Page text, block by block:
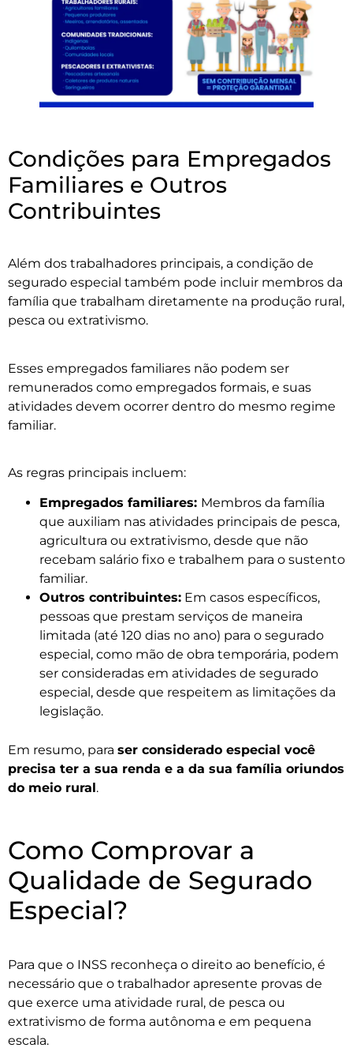
Condições para Empregados
Familiares e Outros
Contribuintes
Além dos trabalhadores principais, a condição de
segurado especial também pode incluir membros da
família que trabalham diretamente na produção rural,
pesca ou extrativismo.
Esses empregados familiares não podem ser
remunerados como empregados formais, e suas
atividades devem ocorrer dentro do mesmo regime
familiar.
As regras principais incluem:
Empregados familiares: Membros da família
que auxiliam nas atividades principais de pesca,
agricultura ou extrativismo, desde que não
recebam salário fixo e trabalhem para o sustento
familiar.
Outros contribuintes: Em casos específicos,
pessoas que prestam serviços de maneira
limitada (até 120 dias no ano) para o segurado
especial, como mão de obra temporária, podem
ser consideradas em atividades de segurado
especial, desde que respeitem as limitações da
legislação.
Em resumo, para ser considerado especial você
precisa ter a sua renda e a da sua família oriundos
do meio rural.
Como Comprovar a
Qualidade de Segurado
Especial?
Para que o INSS reconheça o direito ao benefício, é
necessário que o trabalhador apresente provas de
que exerce uma atividade rural, de pesca ou
extrativismo de forma autônoma e em pequena
escala.